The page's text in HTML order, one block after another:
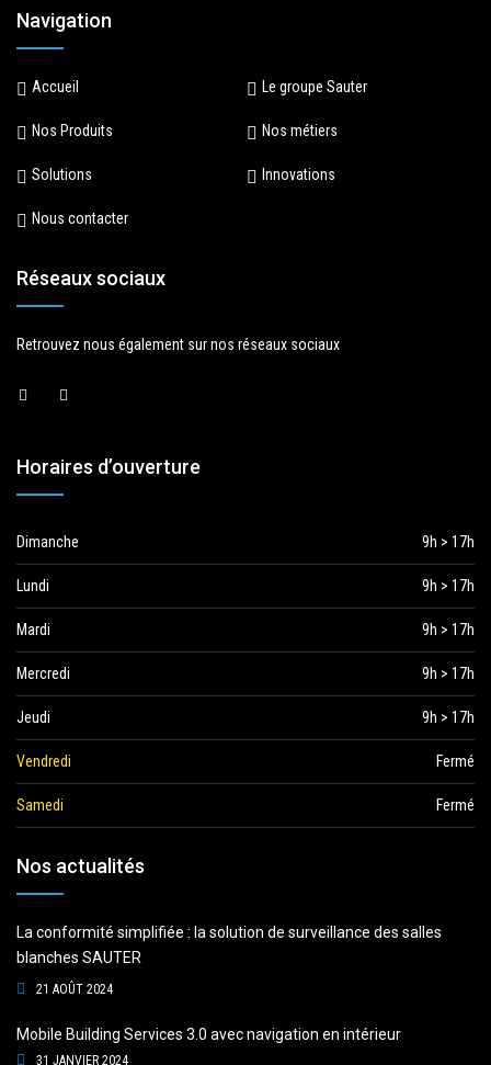
Navigation
Accueil Le groupe Sauter
Nos Produits Nos métiers
Solutions Innovations
Nous contacter
Réseaux sociaux
Retrouvez nous également sur nos réseaux sociaux
Horaires d’ouverture
Dimanche 9h > 17h
Lundi 9h > 17h
Mardi 9h > 17h
Mercredi 9h > 17h
Jeudi 9h > 17h
Vendredi Fermé
Samedi Fermé
Nos actualités
La conformité simplifiée : la solution de surveillance des salles
blanches SAUTER
21 AOÛT 2024
Mobile Building Services 3.0 avec navigation en intérieur
31 JANVIER 2024